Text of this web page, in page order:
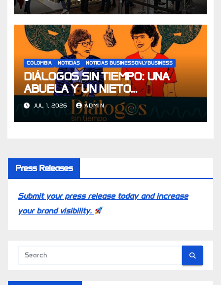
aportar hasta el 10% del PIB en
2030
COLOMBIA NOTICIAS NOTICIAS BUSINESSONLYBUSINESS
DIÁLOGOS SIN TIEMPO: UNA
ABUELA Y UN NIETO
CONVERSAN SOBRE LOS
DILEMAS QUE TODOS VIVIMOS
JUL 1, 2026 ADMIN
Press Releases
Submit your press release today and increase
your brand visibility.